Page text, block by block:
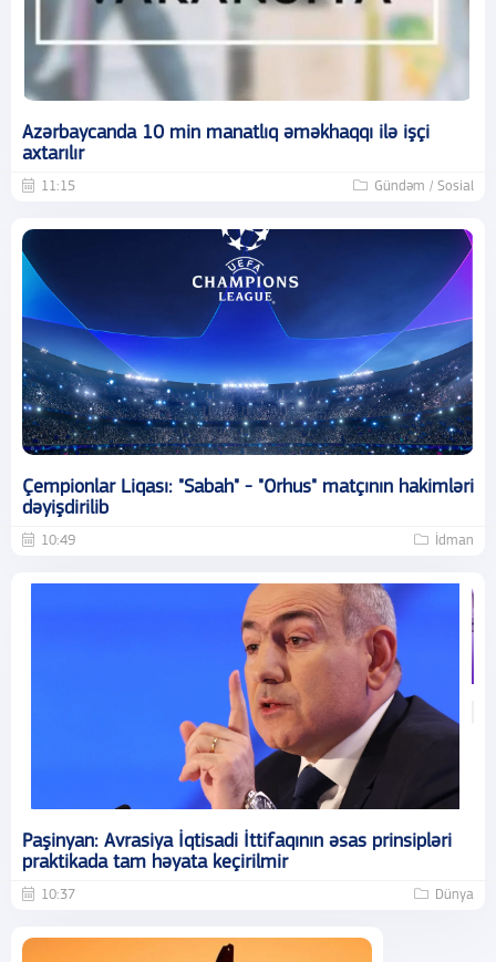
Azərbaycanda 10 min manatlıq əməkhaqqı ilə işçi
axtarılır
11:15 Gündəm / Sosial
Çempionlar Liqası: "Sabah" - "Orhus" matçının hakimləri
dəyişdirilib
10:49 İdman
Paşinyan: Avrasiya İqtisadi İttifaqının əsas prinsipləri
praktikada tam həyata keçirilmir
10:37 Dünya